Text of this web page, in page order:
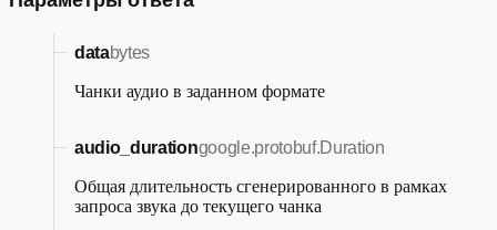
databytes
Чанки аудио в заданном формате
audio_durationgoogle.protobuf.Duration
Общая длительность сгенерированного в рамках
запроса звука до текущего чанка